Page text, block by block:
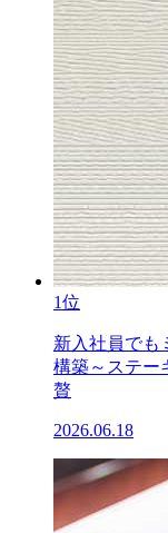
1位
新入社員でも
構築～ステー
贅
2026.06.18